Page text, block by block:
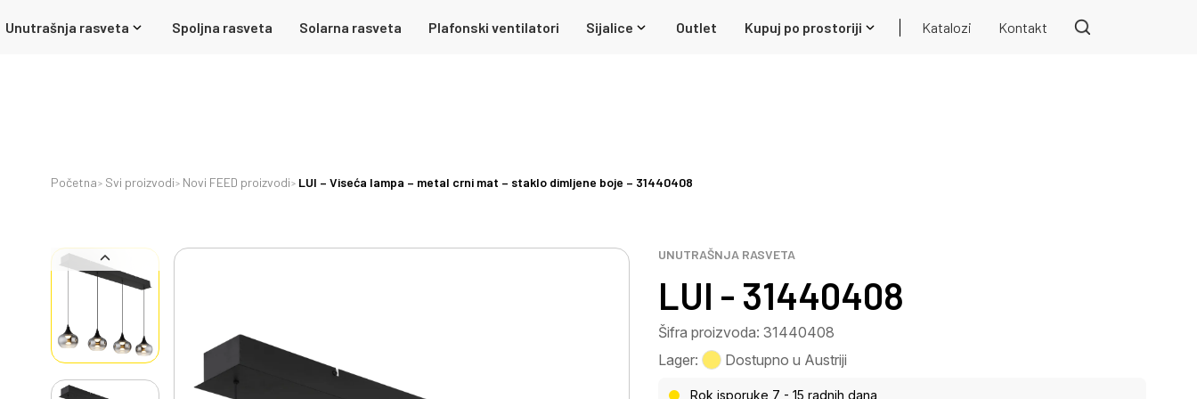
Unutrašnja rasveta Spoljna rasveta Solarna rasveta Plafonski ventilatori Sijalice Outlet Kupuj po prostoriji Katalozi Kontakt
Početna Svi proizvodi Novi FEED proizvodi LUI – Viseća lampa – metal crni mat – staklo dimljene boje – 31440408
UNUTRAŠNJA RASVETA
LUI - 31440408
Šifra proizvoda: 31440408
Lager:
Dostupno u Austriji
Rok isporuke 7 - 15 radnih dana